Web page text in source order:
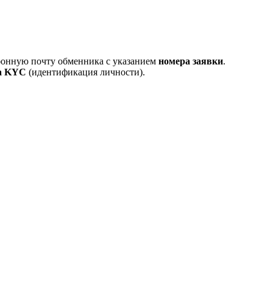
почту обменника с указанием номера заявки.
KYC (идентификация личности).